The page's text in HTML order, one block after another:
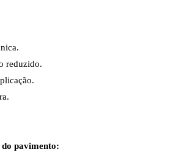
reduzido.
pavimento: